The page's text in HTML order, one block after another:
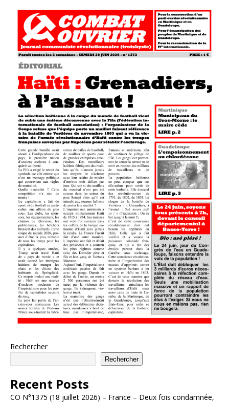
Rechercher
Rechercher
Recent Posts
CO N°1375 (18 juillet 2026) – France – Deux fois condamnée,